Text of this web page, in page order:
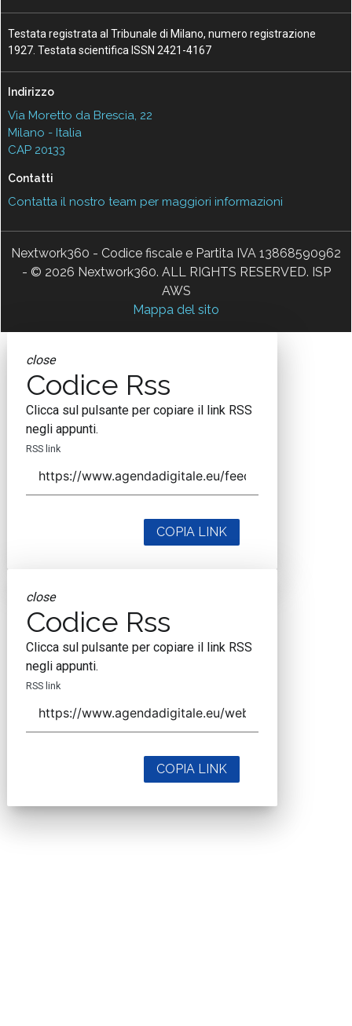
Testata registrata al Tribunale di Milano, numero registrazione
1927. Testata scientifica ISSN 2421-4167
Indirizzo
Via Moretto da Brescia, 22
Milano - Italia
CAP 20133
Contatti
Contatta il nostro team per maggiori informazioni
Nextwork360 - Codice fiscale e Partita IVA 13868590962
- © 2026 Nextwork360. ALL RIGHTS RESERVED. ISP
AWS
Mappa del sito
close
Codice Rss
Clicca sul pulsante per copiare il link RSS
negli appunti.
RSS link
COPIA LINK
close
Codice Rss
Clicca sul pulsante per copiare il link RSS
negli appunti.
RSS link
COPIA LINK